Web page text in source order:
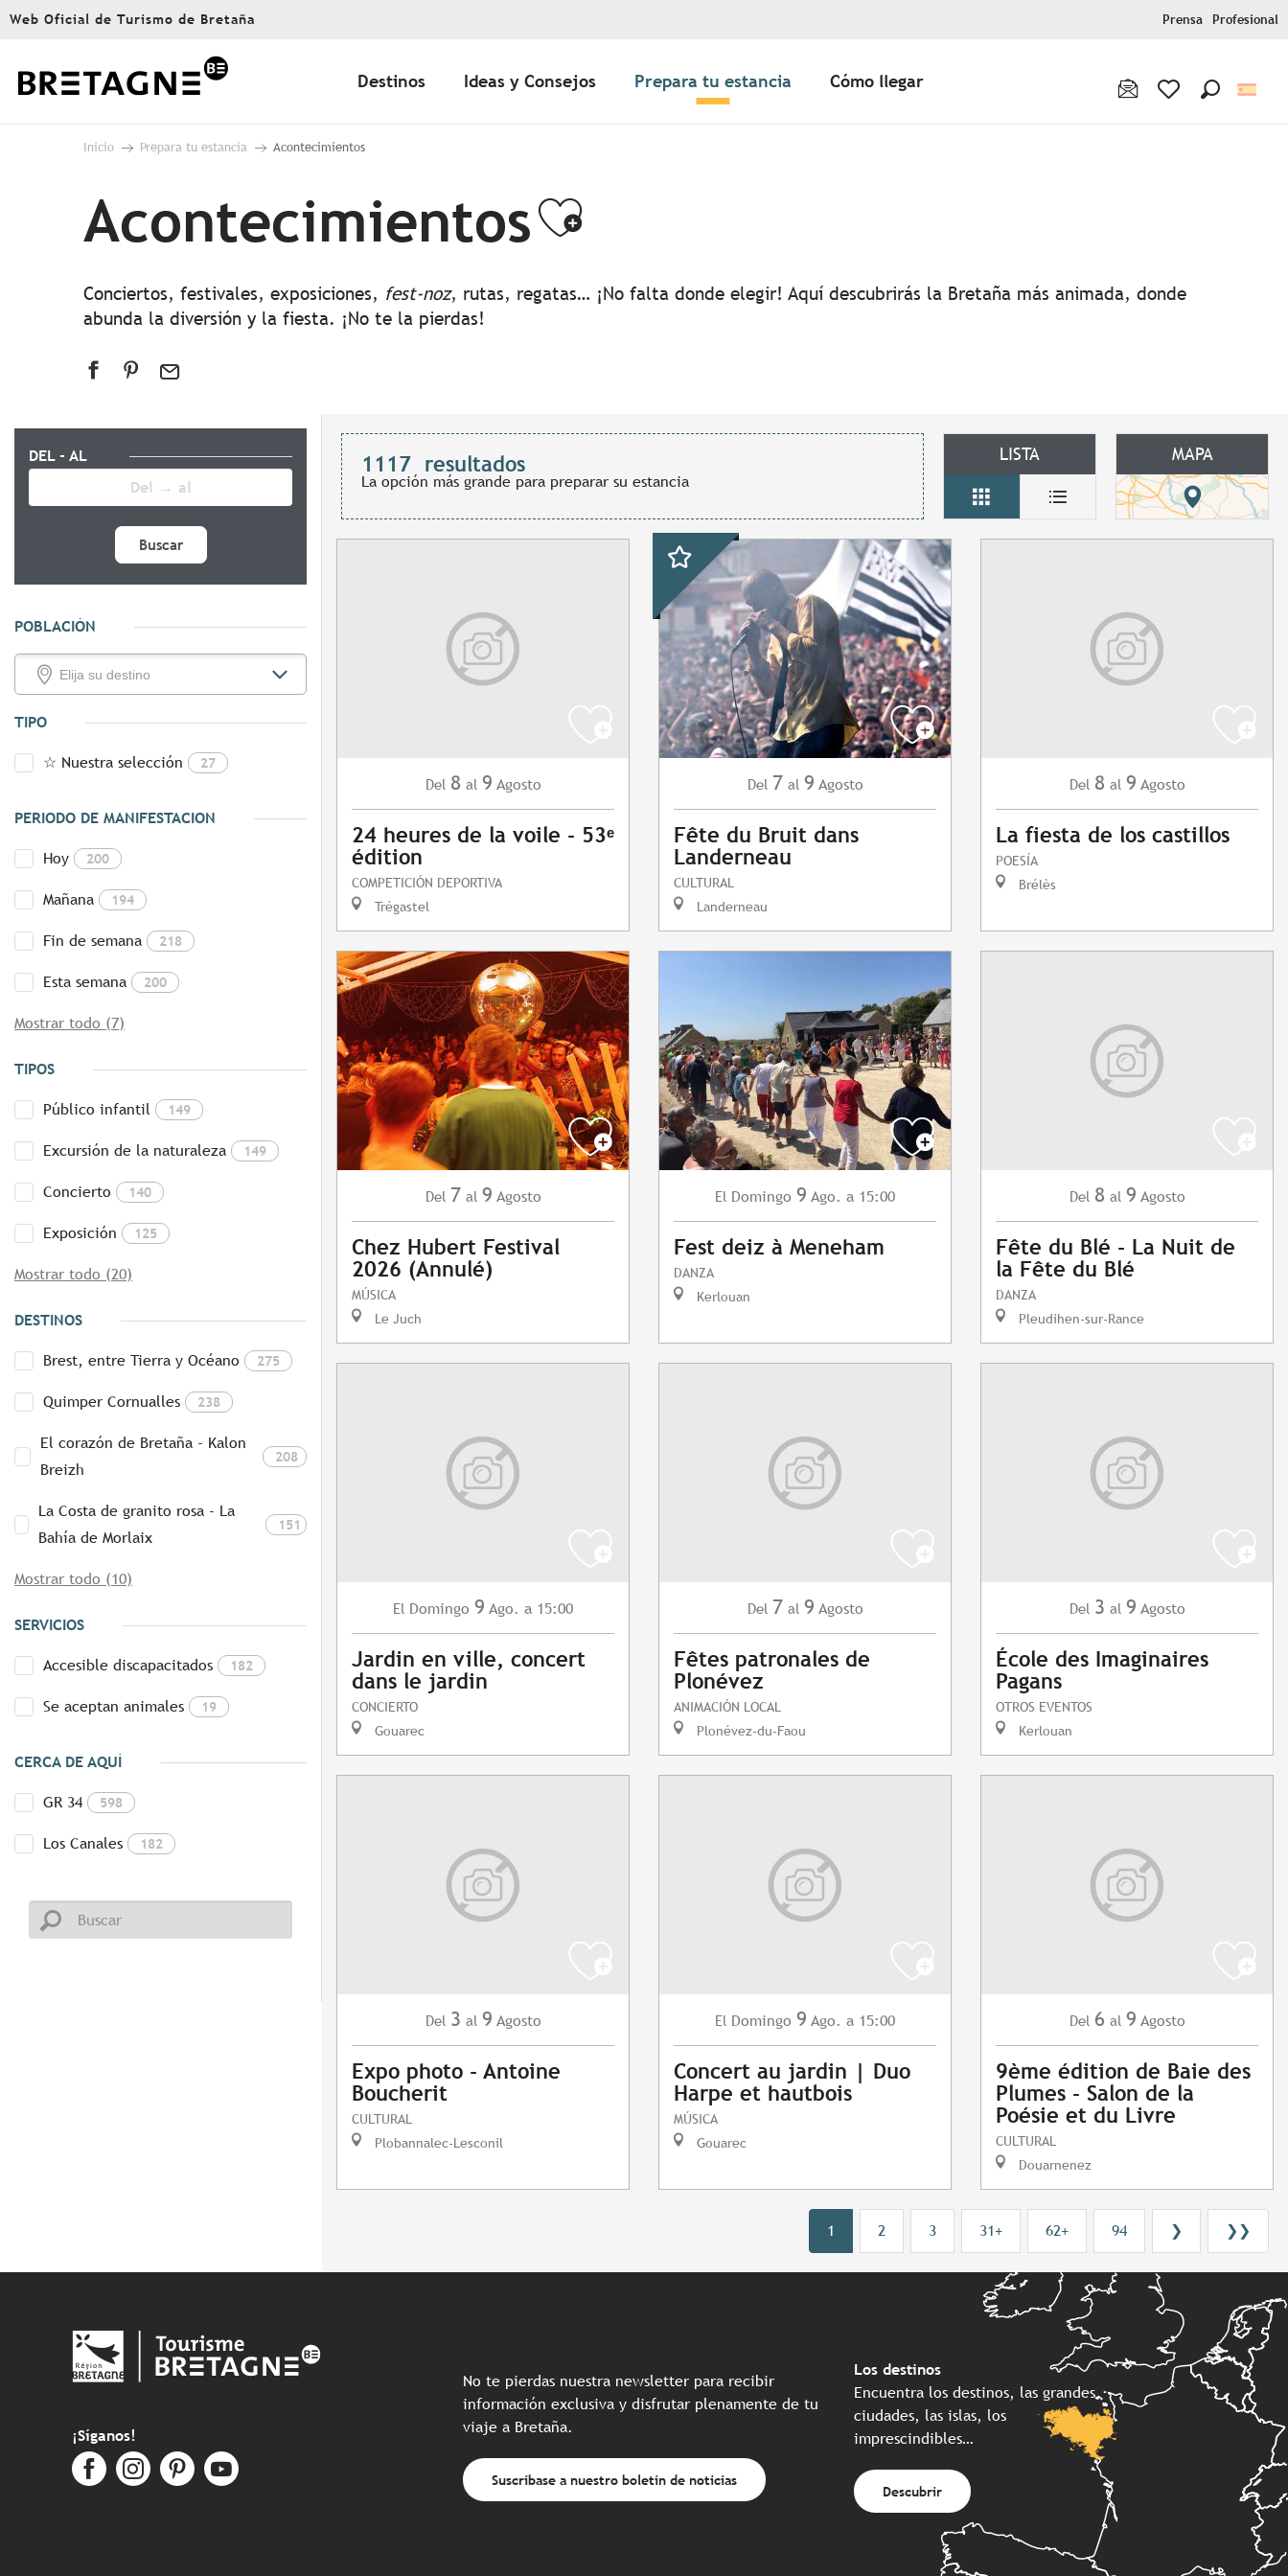
Aller
principal
Web Oficial de Turismo de Bretaña Prensa Profesional
Destinos Ideas y Consejos Prepara tu estancia Cómo llegar
Inicio Prepara tu estancia Acontecimientos
AcontecimientosAjouter aux favoris
Conciertos, festivales, exposiciones, fest-noz, rutas, regatas… ¡No falta donde elegir! Aquí descubrirás la Bretaña más animada, donde
abunda la diversión y la fiesta. ¡No te la pierdas!
DEL - AL
Buscar
POBLACIÓN
TIPO
☆ Nuestra selección 27
PERIODO DE MANIFESTACION
Hoy 200
Mañana 194
Fin de semana 218
Esta semana 200
Mostrar todo (7)
TIPOS
Público infantil 149
Excursión de la naturaleza 149
Concierto 140
Exposición 125
Mostrar todo (20)
DESTINOS
Brest, entre Tierra y Océano 275
Quimper Cornualles 238
El corazón de Bretaña - Kalon
Breizh
208
La Costa de granito rosa - La
Bahía de Morlaix
151
Mostrar todo (10)
SERVICIOS
Accesible discapacitados 182
Se aceptan animales 19
CERCA DE AQUÍ
GR 34 598
Los Canales 182
1117 resultados
La opción más grande para preparar su estancia
LISTA MAPA
Del 8 al 9 Agosto
24 heures de la voile - 53ᵉ
édition
COMPETICIÓN DEPORTIVA
Trégastel
Del 7 al 9 Agosto
Fête du Bruit dans
Landerneau
CULTURAL
Landerneau
Del 8 al 9 Agosto
La fiesta de los castillos
POESÍA
Brélès
Del 7 al 9 Agosto
Chez Hubert Festival
2026 (Annulé)
MÚSICA
Le Juch
El Domingo 9 Ago. a 15:00
Fest deiz à Meneham
DANZA
Kerlouan
Del 8 al 9 Agosto
Fête du Blé - La Nuit de
la Fête du Blé
DANZA
Pleudihen-sur-Rance
El Domingo 9 Ago. a 15:00
Jardin en ville, concert
dans le jardin
CONCIERTO
Gouarec
Del 7 al 9 Agosto
Fêtes patronales de
Plonévez
ANIMACIÓN LOCAL
Plonévez-du-Faou
Del 3 al 9 Agosto
École des Imaginaires
Pagans
OTROS EVENTOS
Kerlouan
Del 3 al 9 Agosto
Expo photo - Antoine
Boucherit
CULTURAL
Plobannalec-Lesconil
El Domingo 9 Ago. a 15:00
Concert au jardin | Duo
Harpe et hautbois
MÚSICA
Gouarec
Del 6 al 9 Agosto
9ème édition de Baie des
Plumes - Salon de la
Poésie et du Livre
CULTURAL
Douarnenez
1 2 3 31+ 62+ 94 ❯ ❯❯
¡Síganos!
No te pierdas nuestra newsletter para recibir
información exclusiva y disfrutar plenamente de tu
viaje a Bretaña.
Suscríbase a nuestro boletín de noticias
Los destinos
Encuentra los destinos, las grandes
ciudades, las islas, los
imprescindibles…
Descubrir